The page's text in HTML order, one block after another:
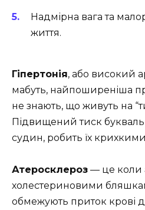
Надмірна вага та
життя.
Гіпертонія, або високий
мабуть, найпоширеніша
не знають, що живуть на
Підвищений тиск
судин, робить їх
Атеросклероз — це коли
холестериновими
обмежують приток крові